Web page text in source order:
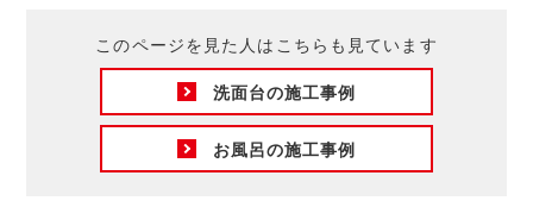
このページを見た人はこちらも見ています
洗面台の施工事例
お風呂の施工事例